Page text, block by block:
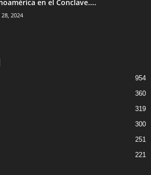
en el Conclave....
2024
954
360
319
300
251
221